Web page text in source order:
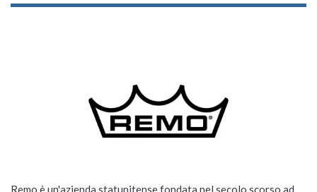
Remo è un'azienda statunitense fondata nel secolo scorso ad